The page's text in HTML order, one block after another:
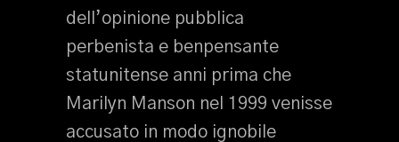
dell’opinione pubblica
perbenista e benpensante
statunitense anni prima che
Marilyn Manson nel 1999 venisse
accusato in modo ignobile